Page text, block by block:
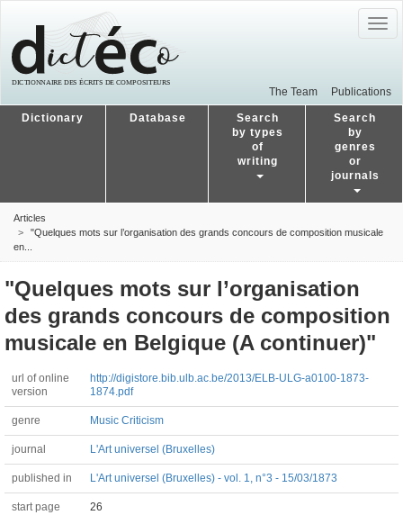
The Team Publications
Dictionary Database
Search
by types
of
writing
Search
by
genres
or
journals
Articles
"Quelques mots sur l’organisation des grands concours de composition musicale
en...
"Quelques mots sur l’organisation
des grands concours de composition
musicale en Belgique (A continuer)"
url of online
version
http://digistore.bib.ulb.ac.be/2013/ELB-ULG-a0100-1873-
1874.pdf
genre Music Criticism
journal L'Art universel (Bruxelles)
published in L'Art universel (Bruxelles) - vol. 1, n°3 - 15/03/1873
start page 26